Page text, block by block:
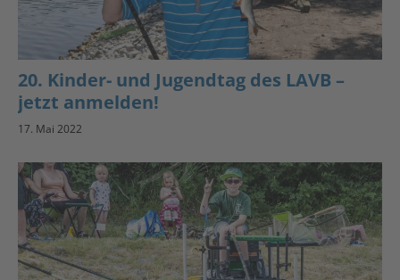
20. Kinder- und Jugendtag des LAVB –
jetzt anmelden!
17. Mai 2022